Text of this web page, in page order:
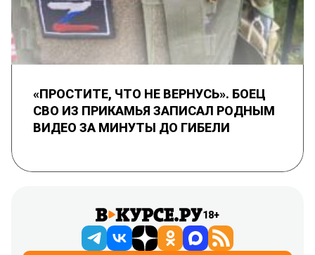
«ПРОСТИТЕ, ЧТО НЕ ВЕРНУСЬ». БОЕЦ
СВО ИЗ ПРИКАМЬЯ ЗАПИСАЛ РОДНЫМ
ВИДЕО ЗА МИНУТЫ ДО ГИБЕЛИ
18+